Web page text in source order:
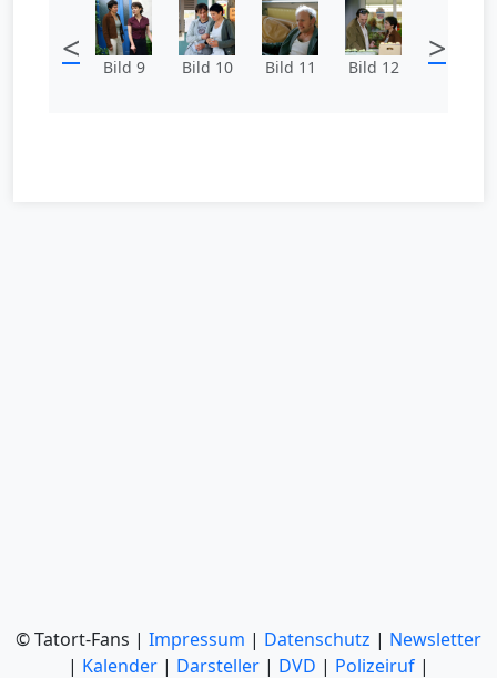
< Bild 9 Bild 10 Bild 11 Bild 12 >
© Tatort-Fans | Impressum | Datenschutz | Newsletter
| Kalender | Darsteller | DVD | Polizeiruf |